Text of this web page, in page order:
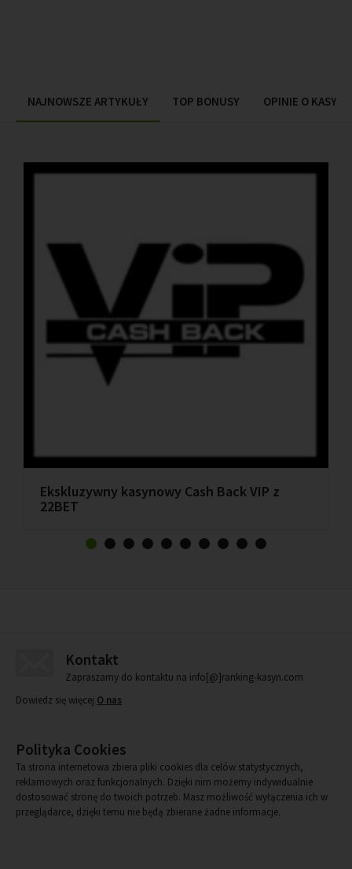
NAJNOWSZE ARTYKUŁY TOP BONUSY OPINIE O
Ekskluzywny kasynowy Cash Back VIP z
22BET
Kontakt
Zapraszamy do kontaktu na info[@]ranking-kasyn.com
Dowiedz się więcej O nas
Polityka Cookies
Ta strona internetowa zbiera pliki cookies dla celów statystycznych,
reklamowych oraz funkcjonalnych. Dzięki nim możemy indywidualnie
dostosować stronę do twoich potrzeb. Masz możliwość wyłączenia ich w
przeglądarce, dzięki temu nie będą zbierane żadne informacje.